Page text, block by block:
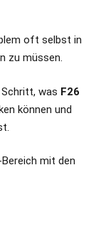
oft selbst in
zu müssen.
was F26
können und
mit den